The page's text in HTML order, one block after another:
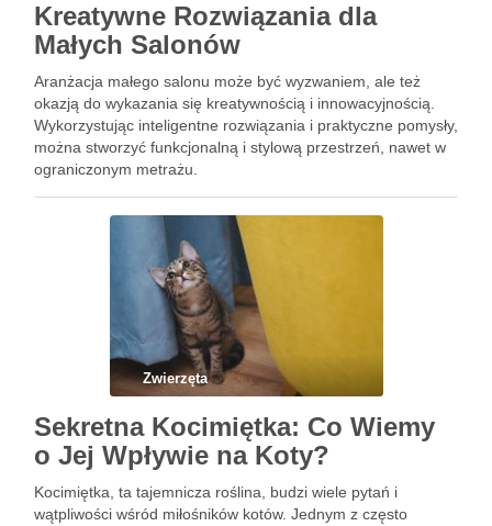
Kreatywne Rozwiązania dla
Małych Salonów
Aranżacja małego salonu może być wyzwaniem, ale też
okazją do wykazania się kreatywnością i innowacyjnością.
Wykorzystując inteligentne rozwiązania i praktyczne pomysły,
można stworzyć funkcjonalną i stylową przestrzeń, nawet w
ograniczonym metrażu.
Zwierzęta
Sekretna Kocimiętka: Co Wiemy
o Jej Wpływie na Koty?
Kocimiętka, ta tajemnicza roślina, budzi wiele pytań i
wątpliwości wśród miłośników kotów. Jednym z często